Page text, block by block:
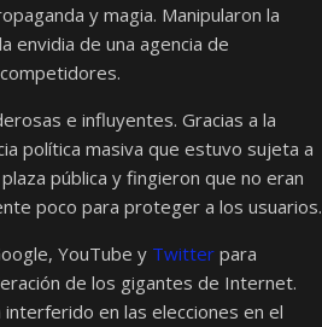
y magia. Manipularon la
envidia de una agencia de
e influyentes. Gracias a la
política masiva que estuvo sujeta a
pública y fingieron que no eran
poco para proteger a los usuarios.
YouTube y Twitter para
de los gigantes de Internet.
en las elecciones en el